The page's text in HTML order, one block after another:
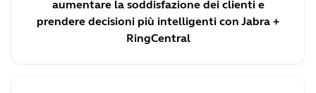
aumentare la soddisfazione dei clienti e
prendere decisioni più intelligenti con Jabra +
RingCentral